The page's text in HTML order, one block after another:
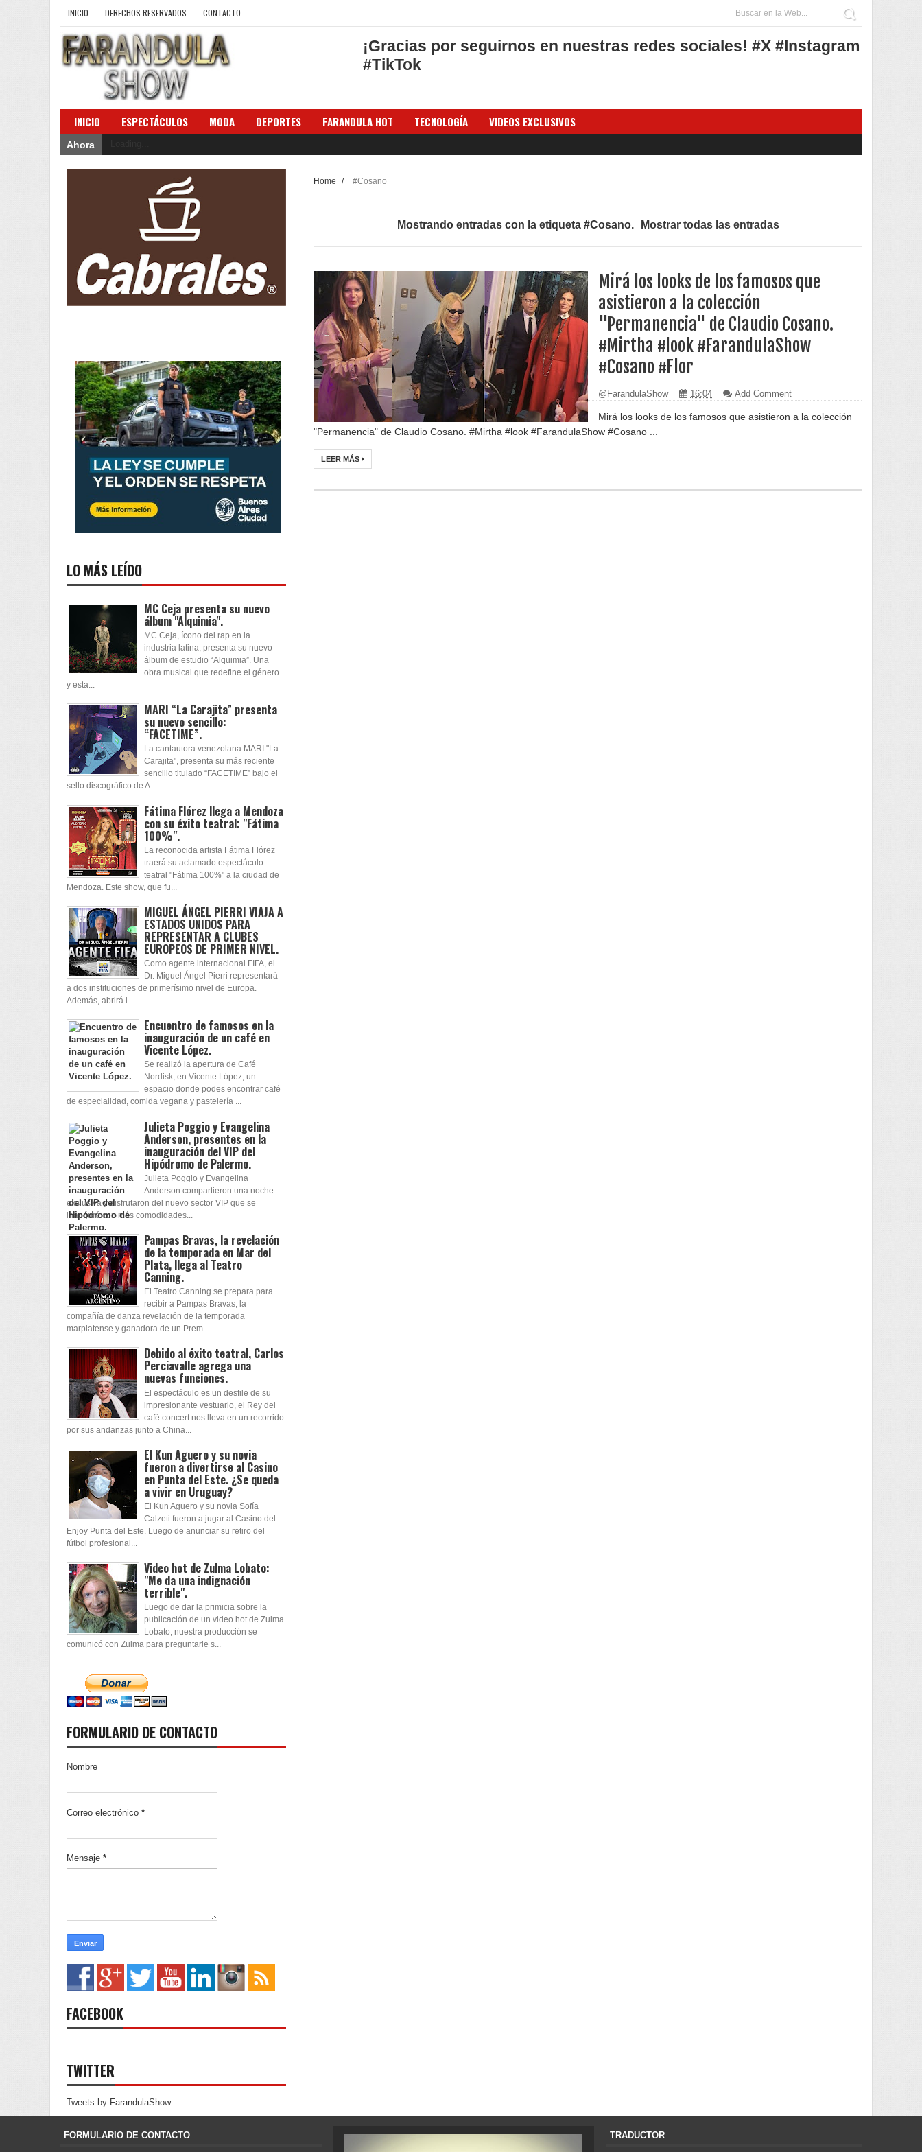
INICIO DERECHOS RESERVADOS CONTACTO
¡Gracias por seguirnos en nuestras redes sociales! #X #Instagram
#TikTok
INICIO ESPECTÁCULOS MODA DEPORTES FARANDULA HOT TECNOLOGÍA VIDEOS EXCLUSIVOS
Ahora
Home / #Cosano
Mostrando entradas con la etiqueta #Cosano. Mostrar todas las entradas
Mirá los looks de los famosos que
asistieron a la colección
"Permanencia" de Claudio Cosano.
#Mirtha #look #FarandulaShow
#Cosano #Flor
@FarandulaShow 16:04 Add Comment
Mirá los looks de los famosos que asistieron a la colección
"Permanencia" de Claudio Cosano. #Mirtha #look #FarandulaShow #Cosano ...
LEER MÁS
LO MÁS LEÍDO
MC Ceja presenta su nuevo
álbum "Alquimia".
MC Ceja, ícono del rap en la
industria latina, presenta su nuevo
álbum de estudio “Alquimia”. Una
obra musical que redefine el género
y esta...
MARI “La Carajita” presenta
su nuevo sencillo:
“FACETIME”.
La cantautora venezolana MARI "La
Carajita", presenta su más reciente
sencillo titulado “FACETIME” bajo el
sello discográfico de A...
Fátima Flórez llega a Mendoza
con su éxito teatral: "Fátima
100%".
La reconocida artista Fátima Flórez
traerá su aclamado espectáculo
teatral "Fátima 100%" a la ciudad de
Mendoza. Este show, que fu...
MIGUEL ÁNGEL PIERRI VIAJA A
ESTADOS UNIDOS PARA
REPRESENTAR A CLUBES
EUROPEOS DE PRIMER NIVEL.
Como agente internacional FIFA, el
Dr. Miguel Ángel Pierri representará
a dos instituciones de primerísimo nivel de Europa.
Además, abrirá l...
Encuentro de famosos en la
inauguración de un café en
Vicente López.
Se realizó la apertura de Café
Nordisk, en Vicente López, un
espacio donde podes encontrar café
de especialidad, comida vegana y pastelería ...
Julieta Poggio y Evangelina
Anderson, presentes en la
inauguración del VIP del
Hipódromo de Palermo.
Julieta Poggio y Evangelina
Anderson compartieron una noche
exclusiva y disfrutaron del nuevo sector VIP que se
inauguró con más comodidades...
Pampas Bravas, la revelación
de la temporada en Mar del
Plata, llega al Teatro
Canning.
El Teatro Canning se prepara para
recibir a Pampas Bravas, la
compañía de danza revelación de la temporada
marplatense y ganadora de un Prem...
Debido al éxito teatral, Carlos
Perciavalle agrega una
nuevas funciones.
El espectáculo es un desfile de su
impresionante vestuario, el Rey del
café concert nos lleva en un recorrido
por sus andanzas junto a China...
El Kun Aguero y su novia
fueron a divertirse al Casino
en Punta del Este. ¿Se queda
a vivir en Uruguay?
El Kun Aguero y su novia Sofía
Calzeti fueron a jugar al Casino del
Enjoy Punta del Este. Luego de anunciar su retiro del
fútbol profesional...
Video hot de Zulma Lobato:
"Me da una indignación
terrible".
Luego de dar la primicia sobre la
publicación de un video hot de Zulma
Lobato, nuestra producción se
comunicó con Zulma para preguntarle s...
FORMULARIO DE CONTACTO
Nombre
Correo electrónico *
Mensaje *
FACEBOOK
TWITTER
Tweets by FarandulaShow
FORMULARIO DE CONTACTO TRADUCTOR